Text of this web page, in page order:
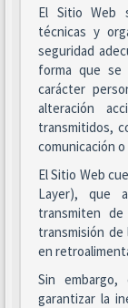
El Sitio Web
técnicas y
seguridad
forma que se
carácter
alteración
transmitidos,
comunicación
El Sitio Web
Layer), que
transmiten
transmisión
en
Sin
garantizar la